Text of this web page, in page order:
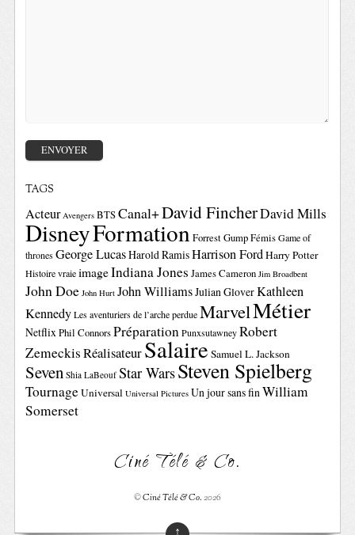
TAGS
Acteur Avengers BTSCanal+David FincherDavid Mills
DisneyFormationForrest GumpFémis Game of
thrones George LucasHarold RamisHarrison FordHarry Potter
Histoire vraie imageIndiana Jones James Cameron Jim Broadbent
John Doe John Hurt John WilliamsJulian GloverKathleen
Kennedy Les aventuriers de l’arche perdue MarvelMétier
NetflixPhil ConnorsPréparation Punxsutawney Robert
ZemeckisRéalisateurSalaire Samuel L. Jackson
Seven Shia LaBeouf Star WarsSteven Spielberg
TournageUniversal Universal Pictures Un jour sans finWilliam
Somerset
Ciné Télé & Co.
©Ciné Télé & Co.2026
↑